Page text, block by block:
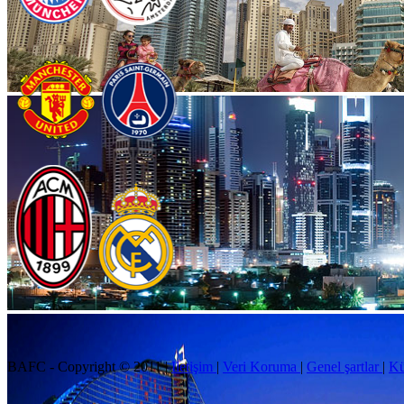
BAFC - Copyright © 2011|Iletişim | Veri Koruma | Genel şartlar |